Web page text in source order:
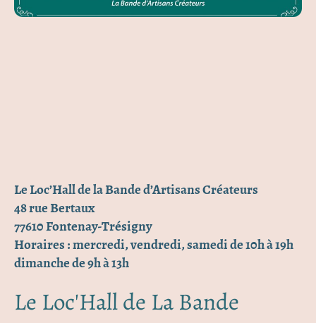
Le Loc’Hall de la Bande d’Artisans Créateurs
48 rue Bertaux
77610 Fontenay-Trésigny
Horaires : mercredi, vendredi, samedi de 10h à 19h
dimanche de 9h à 13h
Le Loc'Hall de La Bande